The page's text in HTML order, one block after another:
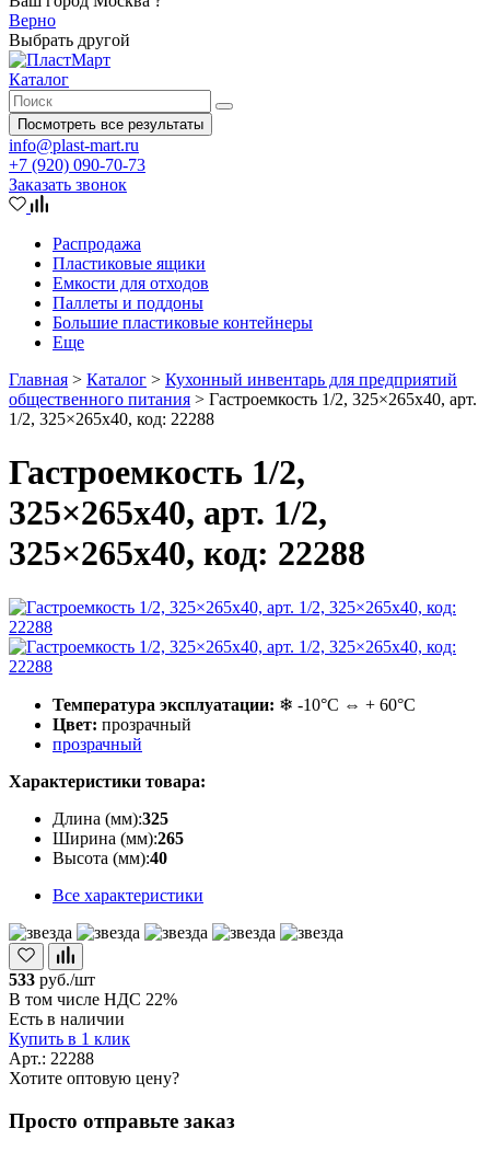
Верно
Выбрать другой
Каталог
Посмотреть все результаты
info@plast-mart.ru
+7 (920) 090-70-73
Заказать звонок
Распродажа
Пластиковые ящики
Емкости для отходов
Паллеты и поддоны
Большие пластиковые контейнеры
Еще
Главная > Каталог > Кухонный инвентарь для предприятий
общественного питания > Гастроемкость 1/2, 325×265х40, арт.
1/2, 325×265х40, код: 22288
Гастроемкость 1/2,
325×265х40, арт. 1/2,
325×265х40, код: 22288
Температура эксплуатации: ❄ -10°С ⇔ + 60°С
Цвет: прозрачный
прозрачный
Характеристики товара:
Длина (мм):325
Ширина (мм):265
Высота (мм):40
Все характеристики
533 руб./шт
В том числе НДС 22%
Есть в наличии
Купить в 1 клик
Арт.: 22288
Хотите оптовую цену?
Просто отправьте заказ